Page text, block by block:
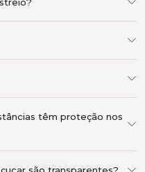
têm proteção nos